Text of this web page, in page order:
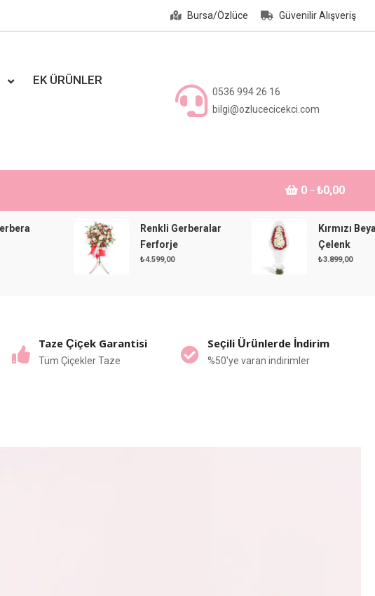
Bursa/Özlüce Güvenilir Alışveriş
EK ÜRÜNLER
0536 994 26 16
bilgi@ozlucecicekci.com
0 ₺0,00
Renkli Gerberalar
Ferforje
4.599,00
Kırmızı Beyaz
Çelenk
3.899,00
Taze Çiçek Garantisi
Tüm Çiçekler Taze
Seçili Ürünlerde İndirim
%50'ye varan indirimler